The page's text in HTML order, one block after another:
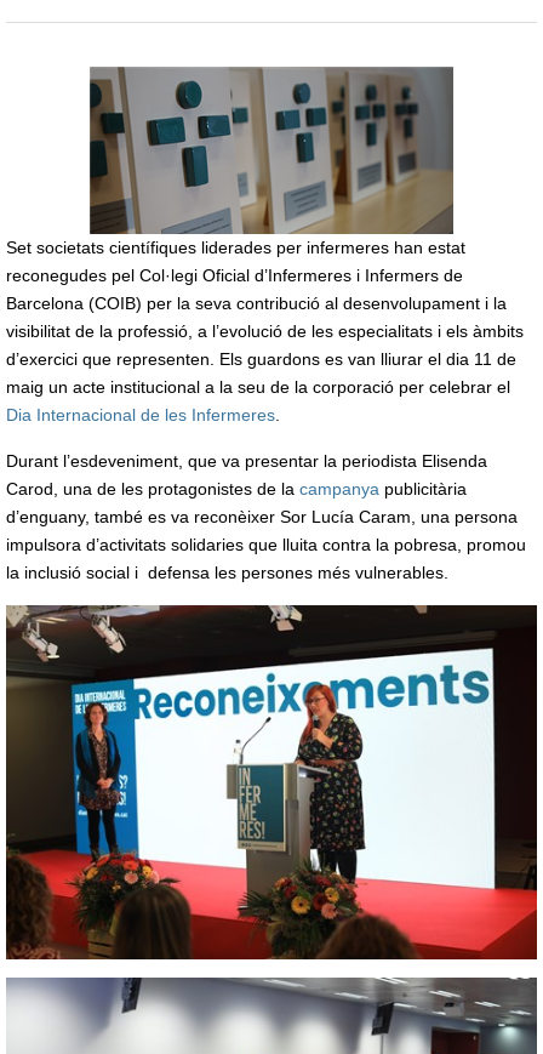
Set societats científiques liderades per infermeres han estat
reconegudes pel Col·legi Oficial d’Infermeres i Infermers de
Barcelona (COIB) per la seva contribució al desenvolupament i la
visibilitat de la professió, a l’evolució de les especialitats i els àmbits
d’exercici que representen. Els guardons es van lliurar el dia 11 de
maig un acte institucional a la seu de la corporació per celebrar el
Dia Internacional de les Infermeres.
Durant l’esdeveniment, que va presentar la periodista Elisenda
Carod, una de les protagonistes de la campanya publicitària
d’enguany, també es va reconèixer Sor Lucía Caram, una persona
impulsora d’activitats solidaries que lluita contra la pobresa, promou
la inclusió social i defensa les persones més vulnerables.